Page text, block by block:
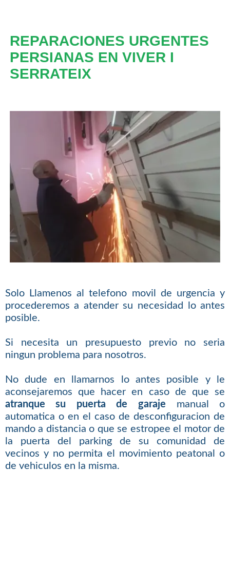
REPARACIONES URGENTES
PERSIANAS EN VIVER I
SERRATEIX
Solo Llamenos al telefono movil de urgencia y
procederemos a atender su necesidad lo antes
posible.
Si necesita un presupuesto previo no seria
ningun problema para nosotros.
No dude en llamarnos lo antes posible y le
aconsejaremos que hacer en caso de que se
atranque su puerta de garaje manual o
automatica o en el caso de desconfiguracion de
mando a distancia o que se estropee el motor de
la puerta del parking de su comunidad de
vecinos y no permita el movimiento peatonal o
de vehiculos en la misma.